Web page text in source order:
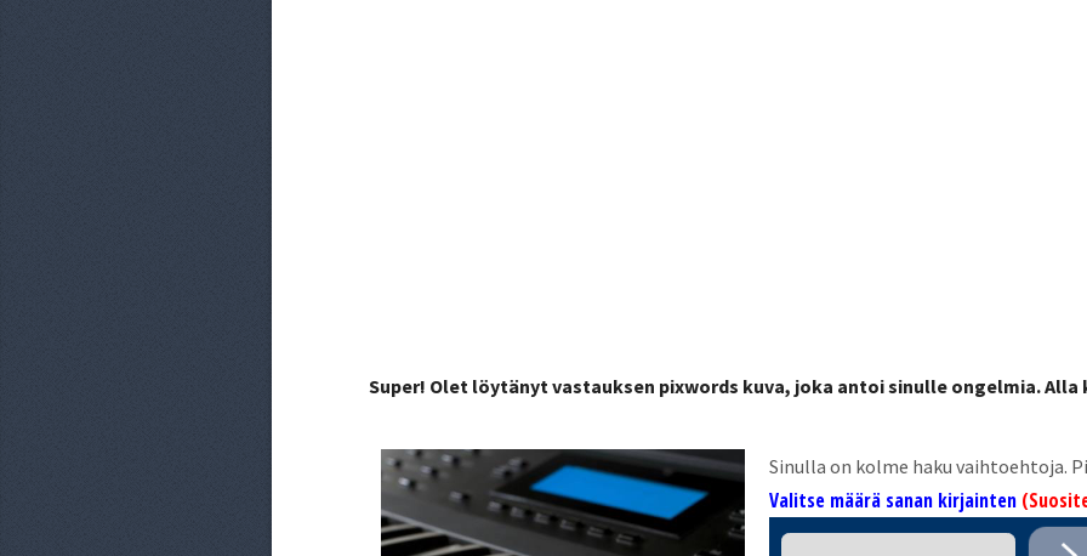
Super! Olet löytänyt vastauksen pixwords kuva, joka antoi sinulle ongelmia. Alla
Sinulla on kolme haku vaihtoehtoja.
Valitse määrä sanan kirjainten